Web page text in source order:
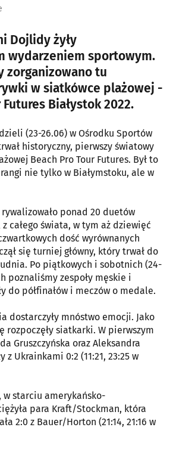
Dojlidy żyły
wydarzeniem sportowym.
zorganizowano tu
w siatkówce plażowej -
Białystok 2022.
(23-26.06) w Ośrodku Sportów
historyczny, pierwszy światowy
Beach Pro Tour Futures. Był to
nie tylko w Białymstoku, ale w
ponad 20 duetów
całego świata, w tym aż dziewięć
dość wyrównanych
się turniej główny, który trwał do
Po piątkowych i sobotnich (24-
poznaliśmy zespoły męskie i
do półfinałów i meczów o medale.
dostarczyły mnóstwo emocji. Jako
rozpoczęły siatkarki. W pierwszym
Gruszczyńska oraz Aleksandra
z Ukrainkami 0:2 (11:21, 23:25 w
w starciu amerykańsko-
para Kraft/Stockman, która
2:0 z Bauer/Horton (21:14, 21:16 w